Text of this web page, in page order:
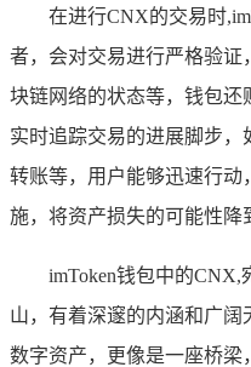
在进行CNX的交易时
者，会对交易进行严格验证
块链网络的状态等，钱包还
实时追踪交易的进展脚步
转账等，用户能够迅速行
施，将资产损失的可能性降
imToken钱包中的
山，有着深邃的内涵和广
数字资产，更像是一座桥梁